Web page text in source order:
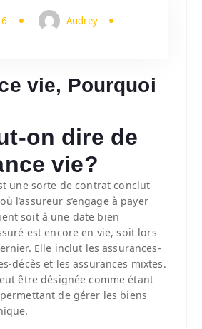
Audrey
vie, Pourquoi
on dire de
vie?
une sorte de contrat conclut
l’assureur s’engage à payer
soit à une date bien
est encore en vie, soit lors
Elle inclut les assurances-
décès et les assurances mixtes.
être désignée comme étant
de gérer les biens